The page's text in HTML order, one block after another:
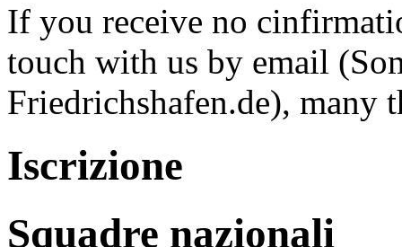
If you receive no
touch with us by email
Friedrichshafen.de), many
Iscrizione
Squadre nazionali